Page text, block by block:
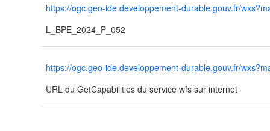
https://ogc.geo-ide.developpement-durable.gouv.fr/
L_BPE_2024_P_052
https://ogc.geo-ide.developpement-durable.gouv.fr/
URL du GetCapabilities du service wfs sur internet